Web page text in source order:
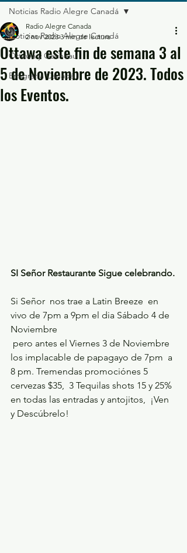
Noticias Radio Alegre Canadá
Ottawa y Gatineau
Emigrar a Canadá
Noticias Radio Alegre Canadá
Ottawa este fin de semana 3 al
5 de Noviembre de 2023. Todos
los Eventos.
Radio Alegre Canada
2 nov 2023 3 min de lectura
SI Señor Restaurante Sigue celebrando.
Si Señor  nos trae a Latin Breeze  en
vivo de 7pm a 9pm el dia Sábado 4 de
Noviembre
los implacable de papagayo de 7pm  a
8 pm. Tremendas promociónes 5
cervezas $35,  3 Tequilas shots 15 y 25%
en todas las entradas y antojitos,  ¡Ven
y Descúbrelo!